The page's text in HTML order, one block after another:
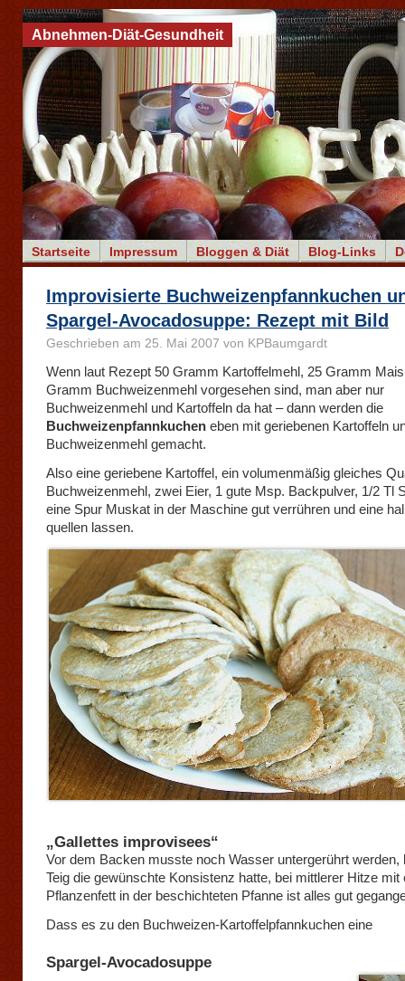
Startseite Impressum Bloggen & Diät Blog-Links
Abnehmen-Diät-Gesundheit
Improvisierte Buchweizenpfannkuchen
Spargel-Avocadosuppe: Rezept mit Bild
Geschrieben am 25. Mai 2007 von KPBaumgardt
Wenn laut Rezept 50 Gramm Kartoffelmehl, 25 Gramm
Gramm Buchweizenmehl vorgesehen sind, man aber nur
Buchweizenmehl und Kartoffeln da hat – dann werden die
Buchweizenpfannkuchen eben mit geriebenen Kartoffeln
Buchweizenmehl gemacht.
Also eine geriebene Kartoffel, ein volumenmäßig gleiches
Buchweizenmehl, zwei Eier, 1 gute Msp. Backpulver, 1/2 Tl
eine Spur Muskat in der Maschine gut verrühren und eine
quellen lassen.
„Gallettes improvisees“
Vor dem Backen musste noch Wasser untergerührt werden,
Teig die gewünschte Konsistenz hatte, bei mittlerer Hitze mit
Pflanzenfett in der beschichteten Pfanne ist alles gut
Dass es zu den Buchweizen-Kartoffelpfannkuchen eine
Spargel-Avocadosuppe